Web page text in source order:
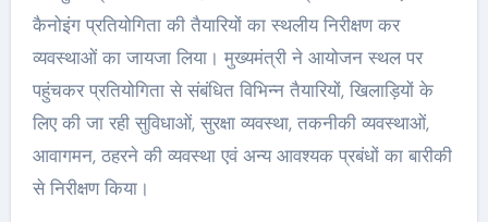
कैनोइंग प्रतियोगिता की तैयारियों का स्थलीय निरीक्षण कर
व्यवस्थाओं का जायजा लिया। मुख्यमंत्री ने आयोजन स्थल पर
पहुंचकर प्रतियोगिता से संबंधित विभिन्न तैयारियों, खिलाड़ियों के
लिए की जा रही सुविधाओं, सुरक्षा व्यवस्था, तकनीकी व्यवस्थाओं,
आवागमन, ठहरने की व्यवस्था एवं अन्य आवश्यक प्रबंधों का बारीकी
से निरीक्षण किया।